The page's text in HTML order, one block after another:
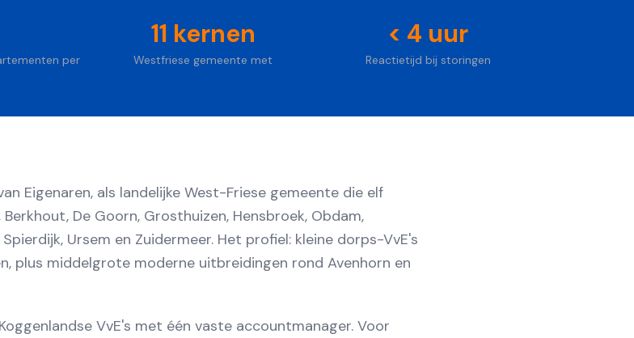
per
11 kernen
Westfriese gemeente met
< 4 uur
Reactietijd bij storingen
Eigenaren, als landelijke West-Friese gemeente die elf
De Goorn, Grosthuizen, Hensbroek, Obdam,
Ursem en Zuidermeer. Het profiel: kleine dorps-VvE's
plus middelgrote moderne uitbreidingen rond Avenhorn en
VvE's met één vaste accountmanager. Voor